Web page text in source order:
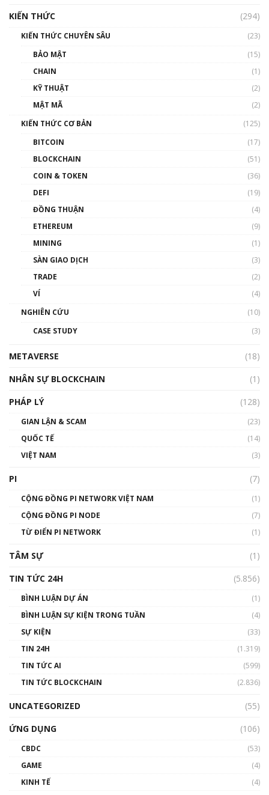
00:43:47
như thể nào?
00:39:31
Phổ cập Blockchain
thống & Crypto qua các cuộc chiến | Phổ cập
01:32:59
gió ấm
Talkshow 14: MemeCoin – Trò đùa tỷ đô
01:29:26
KIẾN THỨC
(294)
KIẾN THỨC CHUYÊN SÂU
(23)
BẢO MẬT
(15)
CHAIN
(1)
KỸ THUẬT
(2)
MẬT MÃ
(2)
KIẾN THỨC CƠ BẢN
(125)
BITCOIN
(17)
BLOCKCHAIN
(51)
COIN & TOKEN
(36)
DEFI
(19)
ĐỒNG THUẬN
(4)
ETHEREUM
(9)
MINING
(1)
SÀN GIAO DỊCH
(3)
TRADE
(2)
VÍ
(4)
NGHIÊN CỨU
(10)
CASE STUDY
(3)
METAVERSE
(18)
NHÂN SỰ BLOCKCHAIN
(1)
PHÁP LÝ
(128)
GIAN LẬN & SCAM
(23)
QUỐC TẾ
(14)
VIỆT NAM
(3)
PI (7)
CỘNG ĐỒNG PI NETWORK VIỆT NAM
(1)
CỘNG ĐỒNG PI NODE
(7)
TỪ ĐIỂN PI NETWORK
(1)
TÂM SỰ
(1)
TIN TỨC 24H
(5.856)
BÌNH LUẬN DỰ ÁN
(1)
BÌNH LUẬN SỰ KIỆN TRONG TUẦN
(4)
SỰ KIỆN
(33)
TIN 24H
(1.319)
TIN TỨC AI
(599)
TIN TỨC BLOCKCHAIN
(2.836)
UNCATEGORIZED
(55)
ỨNG DỤNG
(106)
CBDC
(53)
GAME
(4)
KINH TẾ
(4)